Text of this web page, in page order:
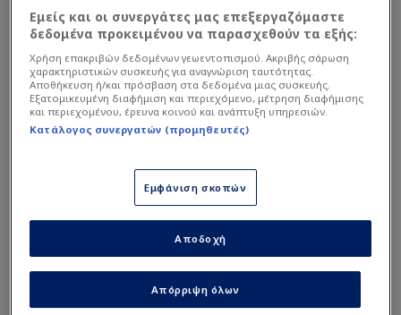
Εμείς και οι συνεργάτες μας επεξεργαζόμαστε
δεδομένα προκειμένου να παρασχεθούν τα εξής:
Χρήση επακριβών δεδομένων γεωεντοπισμού. Ακριβής σάρωση
χαρακτηριστικών συσκευής για αναγνώριση ταυτότητας.
Αποθήκευση ή/και πρόσβαση στα δεδομένα μιας συσκευής.
Εξατομικευμένη διαφήμιση και περιεχόμενο, μέτρηση διαφήμισης
και περιεχομένου, έρευνα κοινού και ανάπτυξη υπηρεσιών.
Κατάλογος συνεργατών (προμηθευτές)
Εμφάνιση σκοπών
Απόρριψη όλων
Αποδοχή